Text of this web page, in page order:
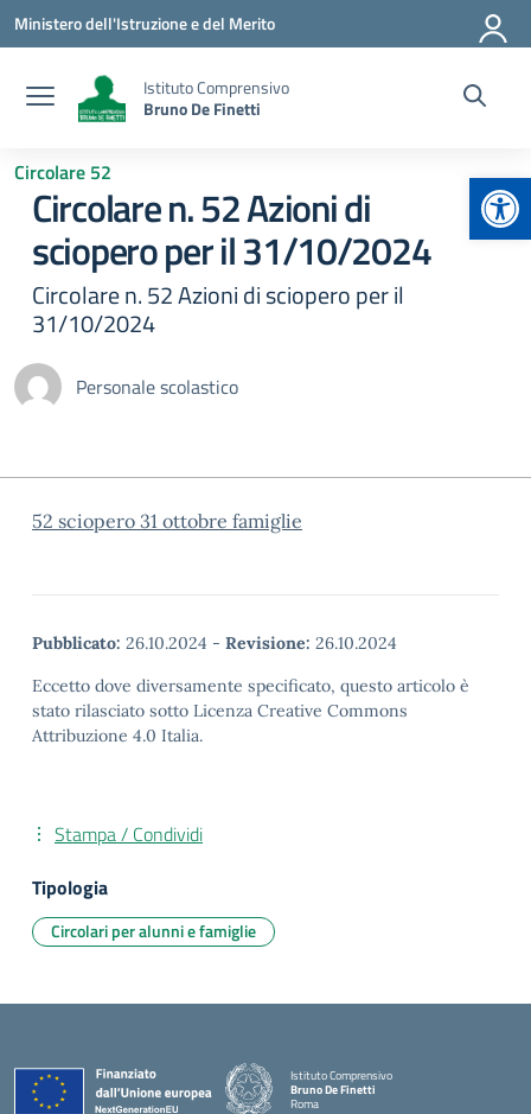
Vai ai contenuti
Vai al menu di navigazione
Vai al footer
Ministero dell'Istruzione e del Merito
Istituto Comprensivo
Bruno De Finetti
Circolare 52
Circolare n. 52 Azioni di
sciopero per il 31/10/2024
Circolare n. 52 Azioni di sciopero per il
31/10/2024
Personale scolastico
52 sciopero 31 ottobre famiglie
Pubblicato: 26.10.2024 - Revisione: 26.10.2024
Eccetto dove diversamente specificato, questo articolo è
stato rilasciato sotto Licenza Creative Commons
Attribuzione 4.0 Italia.
Stampa / Condividi
Tipologia
Circolari per alunni e famiglie
Istituto Comprensivo
Bruno De Finetti
Roma